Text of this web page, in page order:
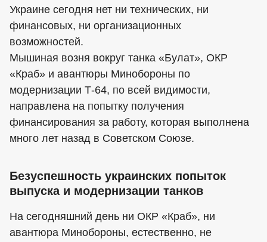
Украине сегодня нет ни технических, ни
финансовых, ни организационных
возможностей.
Мышиная возня вокруг танка «Булат», ОКР
«Краб» и авантюры Минобороны по
модернизации Т-64, по всей видимости,
направлена на попытку получения
финансирования за работу, которая выполнена
много лет назад в Советском Союзе.
Безуспешность украинских попыток
выпуска и модернизации танков
На сегодняшний день ни ОКР «Краб», ни
авантюра Минобороны, естественно, не